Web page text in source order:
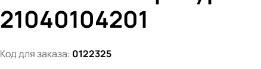
21040104201
Код для заказа: 0122325